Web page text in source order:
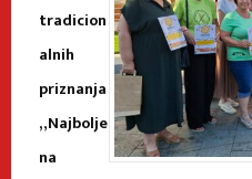
tradicion
alnih
priznanja
„Najbolje
na